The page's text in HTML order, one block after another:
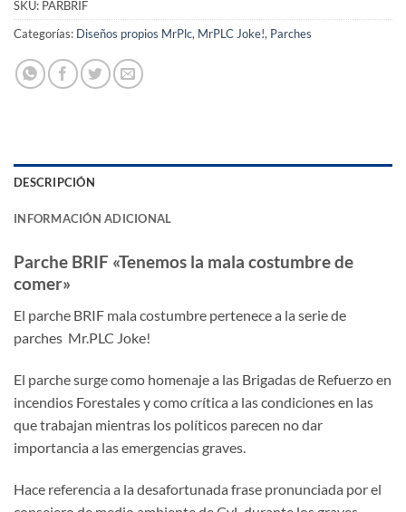
SKU: PARBRIF
Categorías: Diseños propios MrPlc, MrPLC Joke!, Parches
DESCRIPCIÓN
INFORMACIÓN ADICIONAL
Parche BRIF «Tenemos la mala costumbre de
comer»
El parche BRIF mala costumbre pertenece a la serie de
parches Mr.PLC Joke!
El parche surge como homenaje a las Brigadas de Refuerzo en
incendios Forestales y como crítica a las condiciones en las
que trabajan mientras los políticos parecen no dar
importancia a las emergencias graves.
Hace referencia a la desafortunada frase pronunciada por el